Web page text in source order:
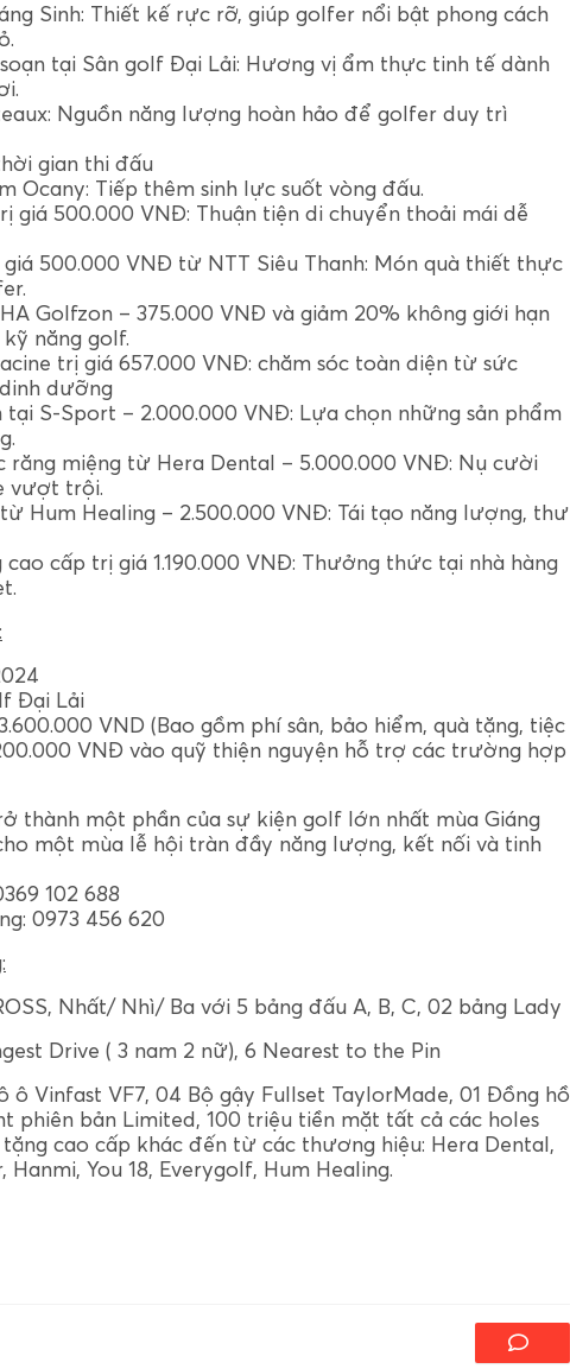
Sinh: Thiết kế rực rỡ, giúp golfer nổi bật phong cách
tại Sân golf Đại Lải: Hương vị ẩm thực tinh tế dành
Nguồn năng lượng hoàn hảo để golfer duy trì
gian thi đấu
Ocany: Tiếp thêm sinh lực suốt vòng đấu.
giá 500.000 VNĐ: Thuận tiện di chuyển thoải mái dễ
500.000 VNĐ từ NTT Siêu Thanh: Món quà thiết thực
Golfzon – 375.000 VNĐ và giảm 20% không giới hạn
năng golf.
trị giá 657.000 VNĐ: chăm sóc toàn diện từ sức
dưỡng
tại S-Sport – 2.000.000 VNĐ: Lựa chọn những sản phẩm
răng miệng từ Hera Dental – 5.000.000 VNĐ: Nụ cười
vượt trội.
Hum Healing – 2.500.000 VNĐ: Tái tạo năng lượng, thư
cấp trị giá 1.190.000 VNĐ: Thưởng thức tại nhà hàng
Đại Lải
VND (Bao gồm phí sân, bảo hiểm, quà tặng, tiệc
VNĐ vào quỹ thiện nguyện hỗ trợ các trường hợp
thành một phần của sự kiện golf lớn nhất mùa Giáng
một mùa lễ hội tràn đầy năng lượng, kết nối và tinh
102 688
0973 456 620
Nhất/ Nhì/ Ba với 5 bảng đấu A, B, C, 02 bảng Lady
Drive ( 3 nam 2 nữ), 6 Nearest to the Pin
ô Vinfast VF7, 04 Bộ gậy Fullset TaylorMade, 01 Đồng hồ
phiên bản Limited, 100 triệu tiền mặt tất cả các holes
tặng cao cấp khác đến từ các thương hiệu: Hera Dental,
Hanmi, You 18, Everygolf, Hum Healing.